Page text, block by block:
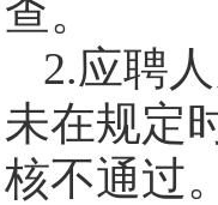
查。
2.应聘
未在规定
核不通过